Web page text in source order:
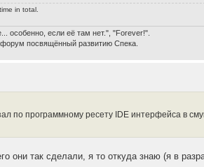
in total.
особенно, если её там нет.", "Forever!".
посвящённый развитию Спека.
по программному ресету IDE интерфейса в
они так сделали, я то откуда знаю (я в